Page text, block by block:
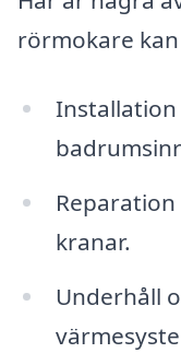
rörmokare
Installation
kranar.
Underhåll